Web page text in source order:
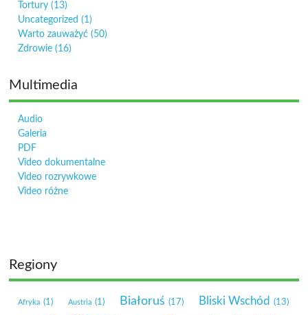
Tortury (13)
Uncategorized (1)
Warto zauważyć (50)
Zdrowie (16)
Multimedia
Audio
Galeria
PDF
Video dokumentalne
Video rozrywkowe
Video różne
Regiony
Afryka (1) Austria (1) Białoruś (17) Bliski Wschód (13)